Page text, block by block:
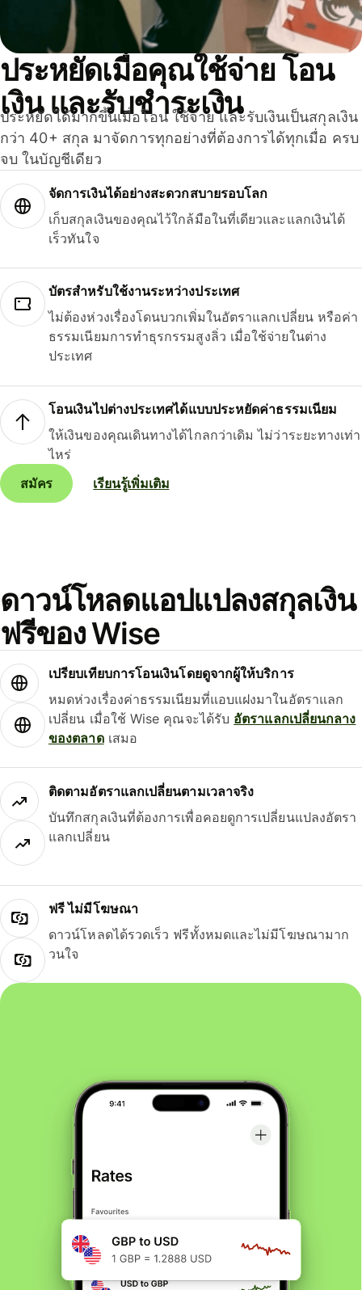
ประหยัดเมื่อคุณใช้จ่าย โอน
เงิน และรับชำระเงิน
ประหยัดได้มากขึ้นเมื่อโอน ใช้จ่าย และรับเงินเป็นสกุลเงิน
กว่า 40+ สกุล มาจัดการทุกอย่างที่ต้องการได้ทุกเมื่อ ครบ
จบ ในบัญชีเดียว
จัดการเงินได้อย่างสะดวกสบายรอบโลก
เก็บสกุลเงินของคุณไว้ใกล้มือในที่เดียวและแลกเงินได้
เร็วทันใจ
บัตรสำหรับใช้งานระหว่างประเทศ
ไม่ต้องห่วงเรื่องโดนบวกเพิ่มในอัตราแลกเปลี่ยน หรือค่า
ธรรมเนียมการทำธุรกรรมสูงลิ่ว เมื่อใช้จ่ายในต่าง
ประเทศ
โอนเงินไปต่างประเทศได้แบบประหยัดค่าธรรมเนียม
ให้เงินของคุณเดินทางได้ไกลกว่าเดิม ไม่ว่าระยะทางเท่า
ไหร่
สมัคร
เรียนรู้เพิ่มเติม
ดาวน์โหลดแอปแปลงสกุลเงิน
ฟรีของ Wise
เปรียบเทียบการโอนเงินโดยดูจากผู้ให้บริการ
หมดห่วงเรื่องค่าธรรมเนียมที่แอบแฝงมาในอัตราแลก
เปลี่ยน เมื่อใช้ Wise คุณจะได้รับ อัตราแลกเปลี่ยนกลาง
ของตลาดเสมอ
ติดตามอัตราแลกเปลี่ยนตามเวลาจริง
บันทึกสกุลเงินที่ต้องการเพื่อคอยดูการเปลี่ยนแปลงอัตรา
แลกเปลี่ยน
ฟรี ไม่มีโฆษณา
ดาวน์โหลดได้รวดเร็ว ฟรีทั้งหมดและไม่มีโฆษณามาก
วนใจ